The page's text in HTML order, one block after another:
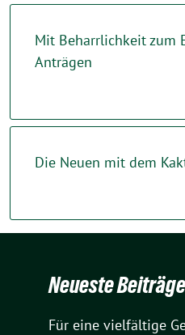
Mit Beharrlichkeit zum
Anträgen
Die Neuen mit dem
Neueste Beiträge
Für eine vielfältige